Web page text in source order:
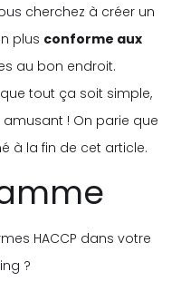
cherchez à créer un
plus conforme aux
au bon endroit.
tout ça soit simple,
! On parie que
à la fin de cet article.
HACCP dans votre
?